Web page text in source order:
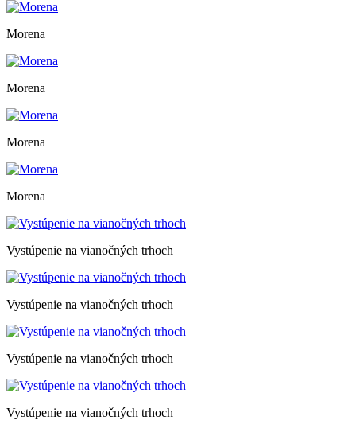
Morena
Morena
Morena
Morena
Vystúpenie na vianočných trhoch
Vystúpenie na vianočných trhoch
Vystúpenie na vianočných trhoch
Vystúpenie na vianočných trhoch